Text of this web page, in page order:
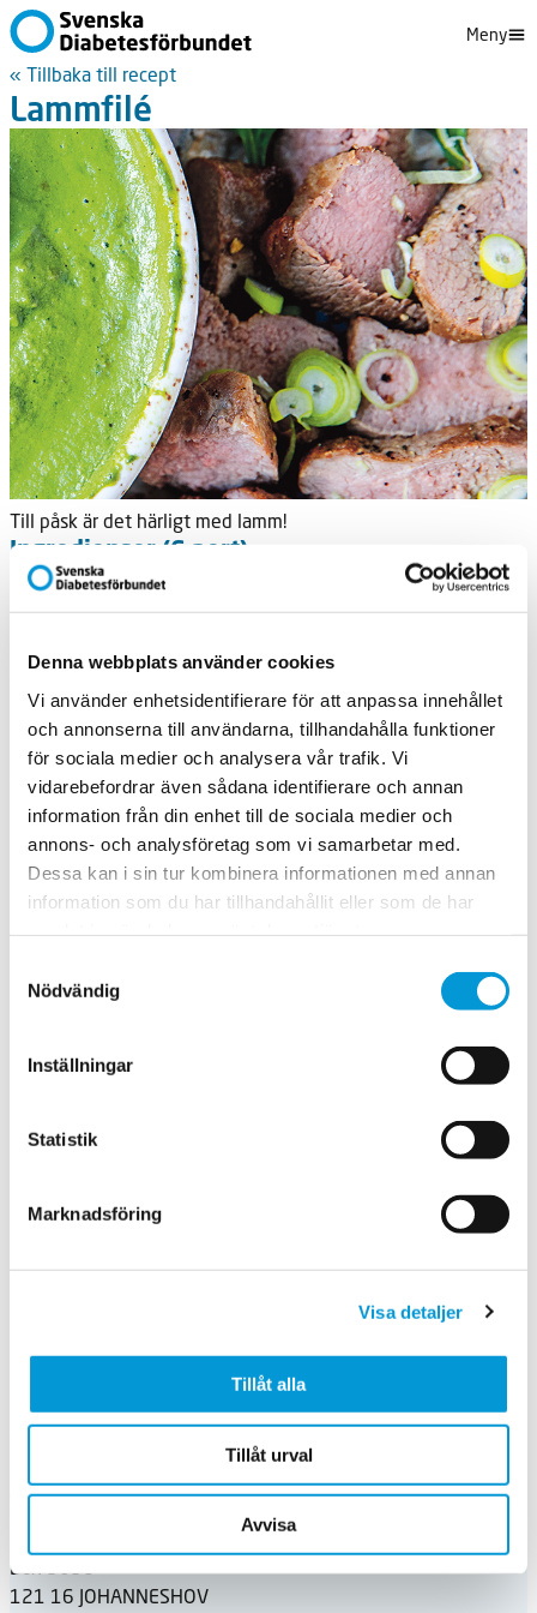
Denna webbplats använder cookies
Vi använder enhetsidentifierare för att anpassa innehållet
och annonserna till användarna, tillhandahålla funktioner
för sociala medier och analysera vår trafik. Vi
vidarebefordrar även sådana identifierare och annan
information från din enhet till de sociala medier och
annons- och analysföretag som vi samarbetar med.
Dessa kan i sin tur kombinera informationen med annan
information som du har tillhandahållit eller som de har
Nödvändig
Inställningar
Statistik
Marknadsföring
Visa detaljer
Tillåt alla
Tillåt urval
Avvisa
Meny
« Tillbaka till recept
Ingredienser (6 port)
Cirka 600 g lammytterfilé
Smör
2 vitlöksklyftor
Salt och peppar
Lammfilé
Till påsk är det härligt med lamm!
Gör så här:
Gör så här:
Gnid in lammfiléerna med lite olivolja. Skär
vitlöken. Salta och peppra.
Flytta över dem till en ugnsfast form. Om du använder
köttbiten och låt den gå upp till cirka 55 grader för ett
rosastekt kött. Det brukar ta cirka 5–10 min i 175
graders ugnsvärme, beroende på hur stora och tjocka
köttbitarna är.
Skiva upp det, gärna i lite sneda, eleganta skivor.
Svenska Diabetesförbundet
Box 5098
121 16 JOHANNESHOV